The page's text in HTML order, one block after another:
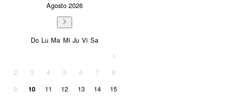
Agosto 2026
Sunday
Do Monday
Lu Tuesday
Ma Wednesday
Mi Thursday
Ju Friday
Vi Saturday
Sa
1
2
3 4 5 6 7
8
9
10 11 12 13 14
15